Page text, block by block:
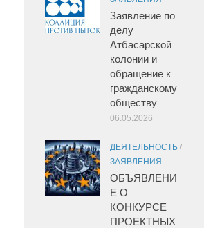
Заявление по
делу
Атбасарской
колонии и
обращение к
гражданскому
обществу
06.05.2026
ДЕЯТЕЛЬНОСТЬ /
ЗАЯВЛЕНИЯ
ОБЪЯВЛЕНИ
Е О
КОНКУРСЕ
ПРОЕКТНЫХ